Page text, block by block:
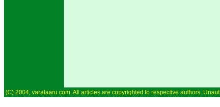
(C) 2004, varalaaru.com. All articles are copyrighted to respective authors.